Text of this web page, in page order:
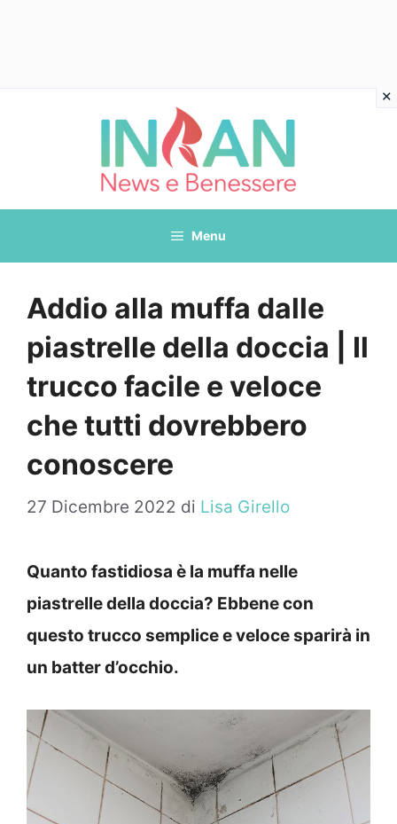
Menu
Addio alla muffa dalle
piastrelle della doccia | Il
trucco facile e veloce
che tutti dovrebbero
conoscere
27 Dicembre 2022 di Lisa Girello
Quanto fastidiosa è la muffa nelle
piastrelle della doccia? Ebbene con
questo trucco semplice e veloce sparirà in
un batter d’occhio.